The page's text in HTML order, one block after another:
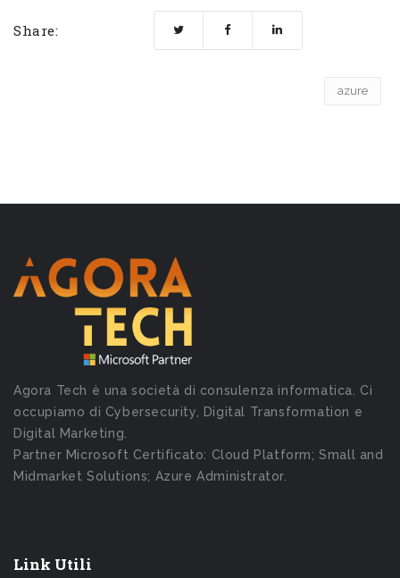
Share:
azure
Agora Tech è una società di consulenza informatica. Ci
occupiamo di Cybersecurity, Digital Transformation e
Digital Marketing.
Partner Microsoft Certificato: Cloud Platform; Small and
Midmarket Solutions; Azure Administrator.
Link Utili